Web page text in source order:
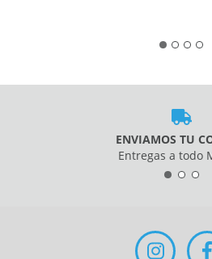
ENVIAMOS TU
Entregas a todo